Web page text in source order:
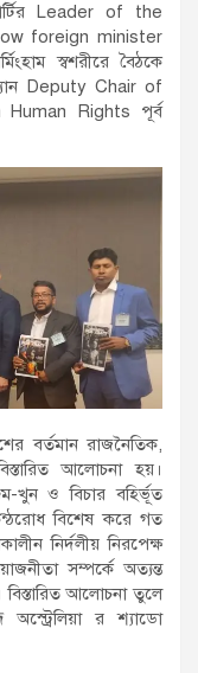
Leader of the
foreign minister
স্বশরীরে বৈঠকে
Deputy Chair of
Rights পূর্ব
বর্তমান রাজনৈতিক,
আলোচনা হয়।
খুন ও বিচার বহির্ভূত
কন্ঠরোধ বিশেষ করে গত
নির্দলীয় নিরপেক্ষ
সম্পর্কে অত্যন্ত
বিস্তারিত আলোচনা তুলে
অস্ট্রেলিয়া র শ্যাডো